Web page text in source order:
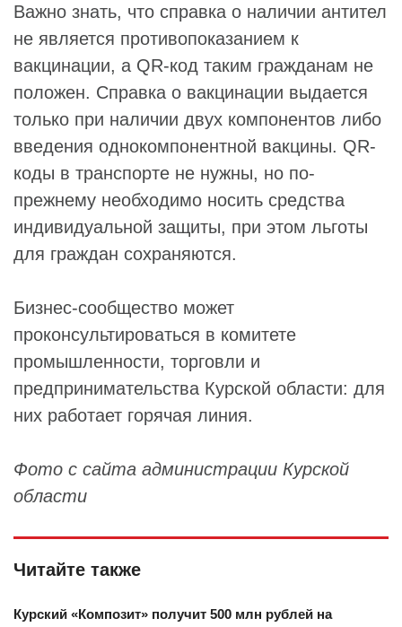
Важно знать, что справка о наличии антител
не является противопоказанием к
вакцинации, а QR-код таким гражданам не
положен. Справка о вакцинации выдается
только при наличии двух компонентов либо
введения однокомпонентной вакцины. QR-
коды в транспорте не нужны, но по-
прежнему необходимо носить средства
индивидуальной защиты, при этом льготы
для граждан сохраняются.
Бизнес-сообщество может
проконсультироваться в комитете
промышленности, торговли и
предпринимательства Курской области: для
них работает горячая линия.
Фото с сайта администрации Курской
области
Читайте также
Курский «Композит» получит 500 млн рублей на